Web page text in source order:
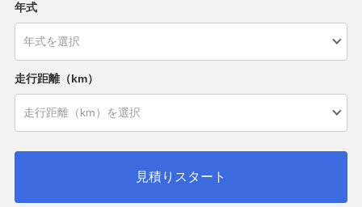
年式
走行距離（km）
見積りスタート